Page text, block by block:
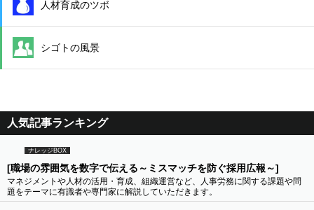
人材育成のツボ
シゴトの風景
人気記事ランキング
ナレッジBOX
[職場の雰囲気を数字で伝える～ミスマッチを防ぐ採用広報～]
マネジメントや人材の活用・育成、組織運営など、人事労務に関する課題や問
題をテーマに有識者や専門家に解説していただきます。